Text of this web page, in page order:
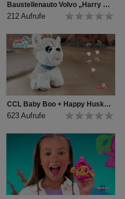
Baustellenauto Volvo „Harry Hauler“ für Kleinkinder von ABC
212 Aufrufe
CCL Baby Boo + Happy Husky TV-Spot
623 Aufrufe